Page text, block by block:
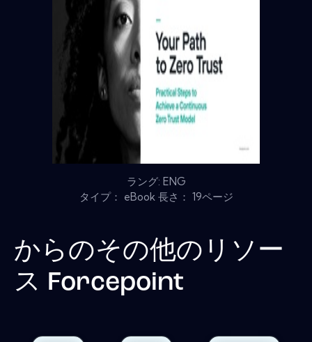
ラング: ENG
タイプ： eBook 長さ： 19ページ
からのその他のリソー
ス Forcepoint